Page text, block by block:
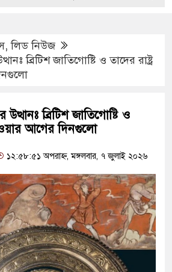
,লিড নিউজ
ব্রিটিশ জাতিগোষ্টি ও তাদের রাষ্ট্র
ব্রিটিশ জাতিগোষ্টি ও
আগের দিনগুলো
১২:৫৮:৫১ অপরাহ্ন, মঙ্গলবার, ৭ জুলাই ২০২৬